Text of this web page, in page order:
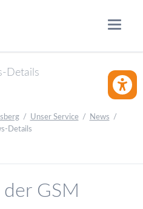
Details
Unser Service
News
Details
GSM